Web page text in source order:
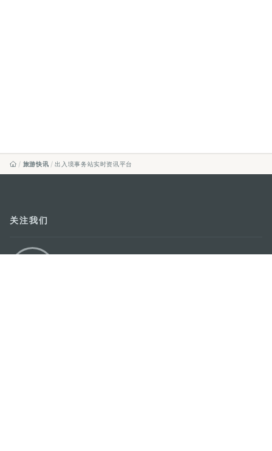
旅游快讯 出入境事务站实时资讯平台
关注我们